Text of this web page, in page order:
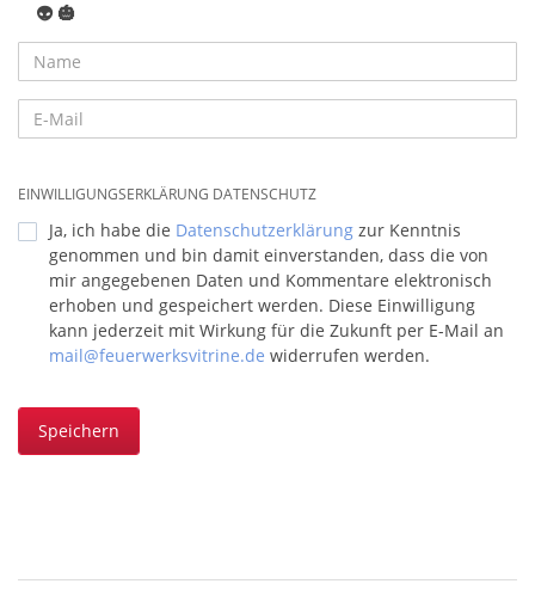
👽 🎃
EINWILLIGUNGSERKLÄRUNG DATENSCHUTZ
Ja, ich habe die Datenschutzerklärung zur Kenntnis
genommen und bin damit einverstanden, dass die von
mir angegebenen Daten und Kommentare elektronisch
erhoben und gespeichert werden. Diese Einwilligung
kann jederzeit mit Wirkung für die Zukunft per E-Mail an
mail@feuerwerksvitrine.de widerrufen werden.
Speichern